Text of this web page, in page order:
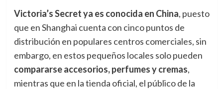
Victoria’s Secret ya es conocida en China, puesto
que en Shanghai cuenta con cinco puntos de
distribución en populares centros comerciales, sin
embargo, en estos pequeños locales solo pueden
compararse accesorios, perfumes y cremas,
mientras que en la tienda oficial, el público de la